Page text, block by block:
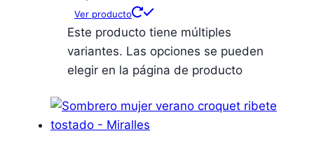
Ver producto
Este producto tiene múltiples
variantes. Las opciones se pueden
elegir en la página de producto